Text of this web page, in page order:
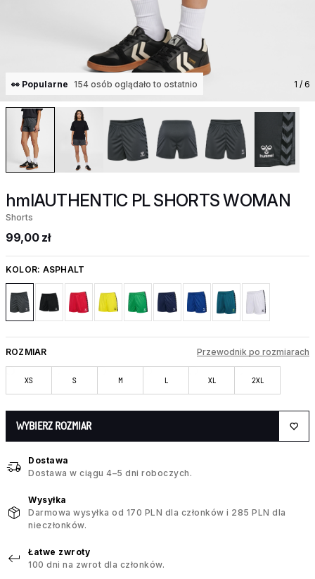
👀 Popularne 154 osób oglądało to ostatnio 1 / 6
hmlAUTHENTIC PL SHORTS WOMAN
Shorts
99,00 zł
KOLOR: ASPHALT
ROZMIAR Przewodnik po rozmiarach
XS S M L XL 2XL
WYBIERZ ROZMIAR
Dostawa
Dostawa w ciągu 4–5 dni roboczych.
Wysyłka
Darmowa wysyłka od 170 PLN dla członków i 285 PLN dla
nieczłonków.
Łatwe zwroty
100 dni na zwrot dla członków.